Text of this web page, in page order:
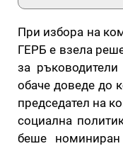
При избора на
ГЕРБ е взела
за
обаче доведе до
председател на
социална
беше номиниран